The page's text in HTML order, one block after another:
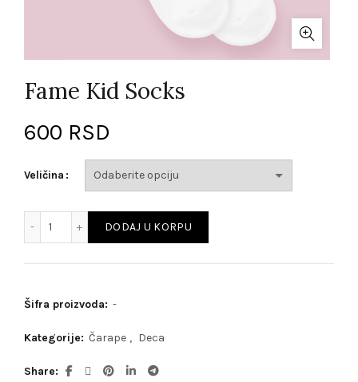
Fame Kid Socks
600 RSD
Veličina
DODAJ U KORPU
Šifra proizvoda: -
Kategorije: Čarape , Deca
Share